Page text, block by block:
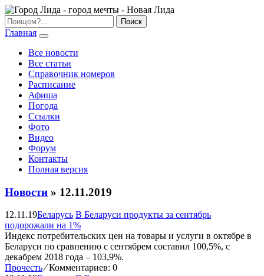
Главная
Все новости
Все статьи
Справочник номеров
Расписание
Афиша
Погода
Ссылки
Фото
Видео
Форум
Контакты
Полная версия
Новости » 12.11.2019
12.11.19Беларусь В Беларуси продукты за сентябрь
подорожали на 1%
Индекс потребительских цен на товары и услуги в октябре в
Беларуси по сравнению с сентябрем составил 100,5%, с
декабрем 2018 года – 103,9%.
Прочесть ⁄Комментариев: 0